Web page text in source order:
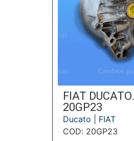
FIAT DUCATO.
20GP23
Ducato
FIAT
COD: 20GP23